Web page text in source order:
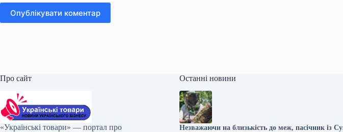
Опублікувати коментар
Про сайт
«Українські товари» — портал про
Останні новини
Незважаючи на близькість до меж, пасічник із